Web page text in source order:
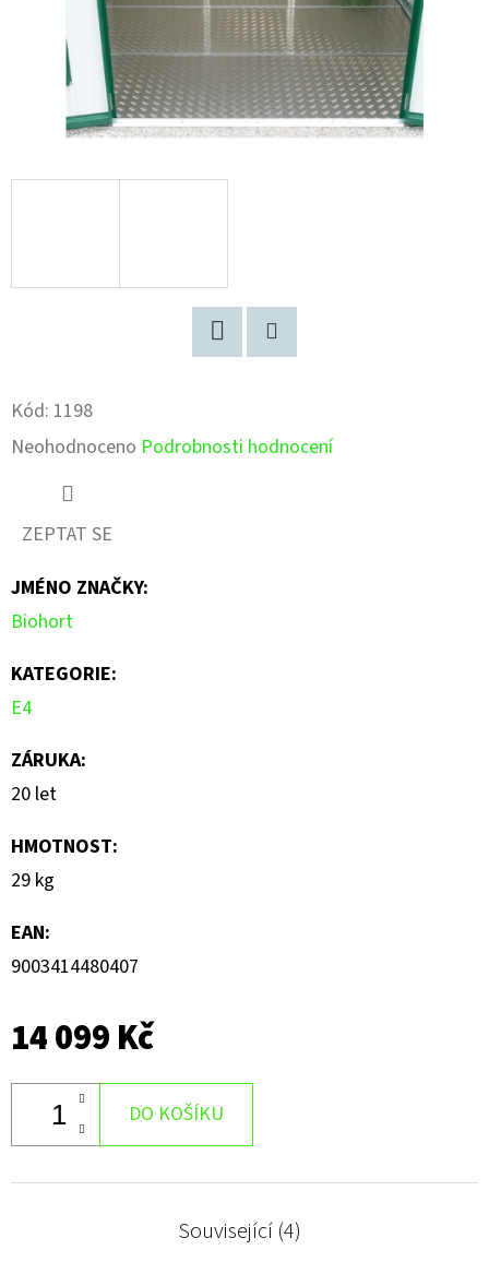
Kód: 1198
Průměrné
hodnocení
0,0
z
5
hvězdiček.
Neohodnoceno Podrobnosti hodnocení
ZEPTAT SE
JMÉNO ZNAČKY:
Biohort
KATEGORIE:
E4
ZÁRUKA:
20 let
HMOTNOST:
29 kg
EAN:
9003414480407
14 099 Kč
DO KOŠÍKU
Související (4)